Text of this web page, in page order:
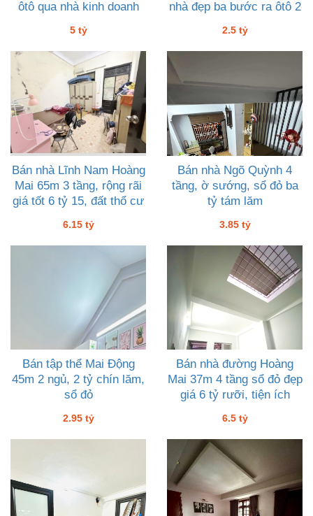
ôtô qua nhà kinh doanh
5 tỷ
nhà đẹp ba bước ra ôtô 2
học Y Hà Nội
2.5 tỷ
Bán nhà Lĩnh Nam Hoàng
Mai 65m 3 tầng, rộng rãi
giá tốt 6 tỷ 15, đất thổ cư
6.15 tỷ
Bán nhà Ngõ Quỳnh 4
tầng, ờ sướng, sổ đỏ ba
tỷ tám lăm
3.85 tỷ
Bán tập thể Mai Động
45m 2 ngủ, 2 tỷ chín lăm,
sổ đỏ
2.95 tỷ
Bán nhà đường Hoàng
Mai 37m 4 tầng sổ đỏ đẹp
giá 6 tỷ rưỡi, tiện ích
6.5 tỷ